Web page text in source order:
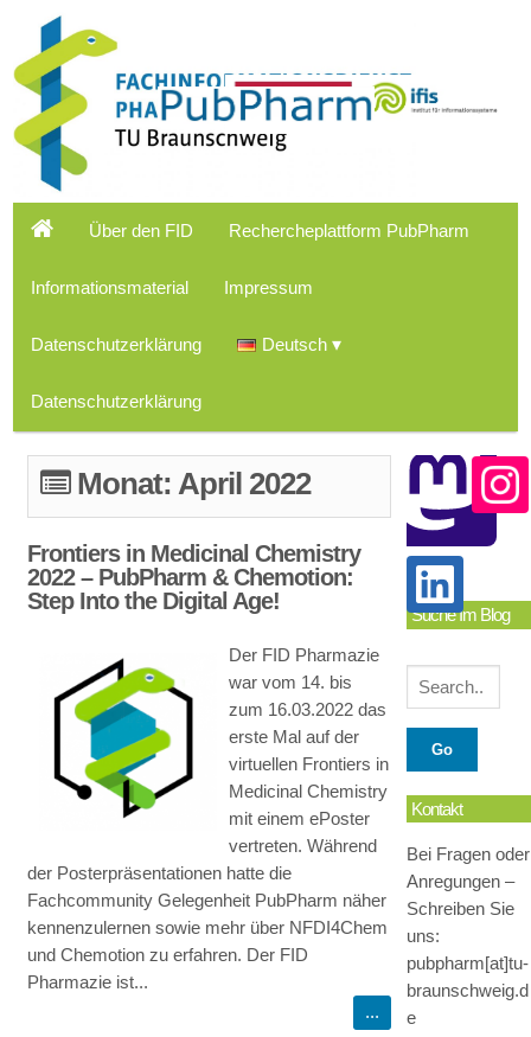
Über den FID Rechercheplattform PubPharm
Informationsmaterial Impressum
Datenschutzerklärung Deutsch
Datenschutzerklärung
Monat:April 2022
Frontiers in Medicinal Chemistry
2022 – PubPharm & Chemotion:
Step Into the Digital Age!
Der FID Pharmazie
war vom 14. bis
zum 16.03.2022 das
erste Mal auf der
virtuellen Frontiers in
Medicinal Chemistry
mit einem ePoster
vertreten. Während
der Posterpräsentationen hatte die
Fachcommunity Gelegenheit PubPharm näher
kennenzulernen sowie mehr über NFDI4Chem
und Chemotion zu erfahren. Der FID
Pharmazie ist...
Suche Im Blog
Kontakt
Bei Fragen oder
Anregungen –
Schreiben Sie
uns:
pubpharm[at]tu-
braunschweig.d
e